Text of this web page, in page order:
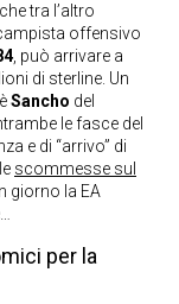
tra l’altro
offensivo
, può arrivare a
di sterline. Un
Sancho del
le fasce del
e di “arrivo” di
scommesse sul
giorno la EA
per la